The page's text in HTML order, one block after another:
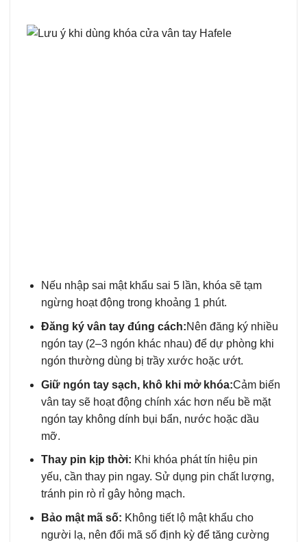
Nếu nhập sai mật khẩu sai 5 lần, khóa sẽ tạm
ngừng hoạt động trong khoảng 1 phút.
Đăng ký vân tay đúng cách:Nên đăng ký nhiều
ngón tay (2–3 ngón khác nhau) để dự phòng khi
ngón thường dùng bị trầy xước hoặc ướt.
Giữ ngón tay sạch, khô khi mở khóa:Cảm biến
vân tay sẽ hoạt động chính xác hơn nếu bề mặt
ngón tay không dính bụi bẩn, nước hoặc dầu
mỡ.
Thay pin kịp thời: Khi khóa phát tín hiệu pin
yếu, cần thay pin ngay. Sử dụng pin chất lượng,
tránh pin rò rỉ gây hỏng mạch.
Bảo mật mã số: Không tiết lộ mật khẩu cho
người lạ, nên đổi mã số định kỳ để tăng cường